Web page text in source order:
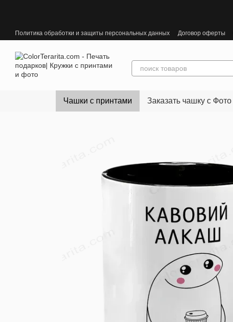
Политика обработки и защиты персональных данных Договор оферты
Чашки с принтами Заказать чашку с Фото